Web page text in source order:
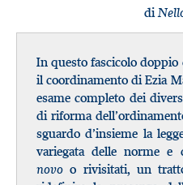
di
In questo fascicolo doppio
il coordinamento di Ezia
esame completo dei
di riforma
sguardo d’insieme la
variegata delle norme
novo o rivisitati, un